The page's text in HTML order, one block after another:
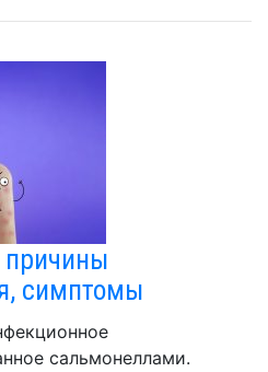
симптомы
сальмонеллами.